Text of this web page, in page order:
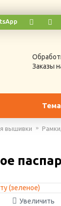
Заказы
вышивки
Увеличить